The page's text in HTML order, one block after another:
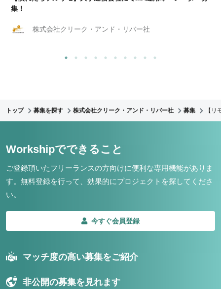
集！
株式会社クリーク・アンド・リバー社
トップ 募集を探す 株式会社クリーク・アンド・リバー社 募集 【
Workshipでできること
ご登録頂いたフリーランスの方向けに便利な専用機能がありま
す。 無料登録を行って、効果的にプロジェクトを探してくださ
い。
今すぐ会員登録
マッチ度の高い募集をご紹介
非公開の募集を見れます